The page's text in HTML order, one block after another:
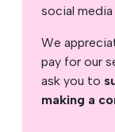
social
We
pay for our
ask you to
making a